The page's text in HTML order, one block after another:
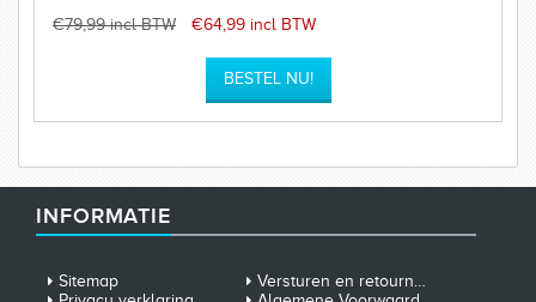
€79,99 incl BTW €64,99 incl BTW
INFORMATIE
Sitemap
Versturen en retourneren